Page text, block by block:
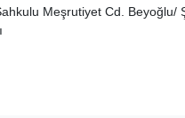
Meşrutiyet Cd. Beyoğlu/